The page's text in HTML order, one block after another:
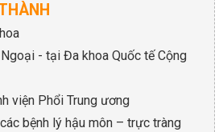
- tại Đa khoa Quốc tế Cộng
viện Phổi Trung ương
bệnh lý hậu môn – trực tràng